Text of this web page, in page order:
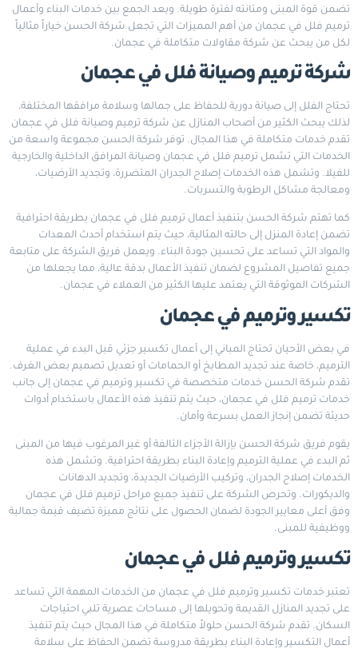
تضمن قوة المبنى ومتانته لفترة طويلة. ويعد الجمع بين خدمات البناء وأعمال
ترميم فلل في عجمان من أهم المميزات التي تجعل شركة الحسن خياراً مثالياً
لكل من يبحث عن شركة مقاولات متكاملة في عجمان.
شركة ترميم وصيانة فلل في عجمان
تحتاج الفلل إلى صيانة دورية للحفاظ على جمالها وسلامة مرافقها المختلفة،
لذلك يبحث الكثير من أصحاب المنازل عن شركة ترميم وصيانة فلل في عجمان
تقدم خدمات متكاملة في هذا المجال. توفر شركة الحسن مجموعة واسعة من
الخدمات التي تشمل ترميم فلل في عجمان وصيانة المرافق الداخلية والخارجية
للفيلا. وتشمل هذه الخدمات إصلاح الجدران المتضررة، وتجديد الأرضيات،
ومعالجة مشاكل الرطوبة والتسربات.
كما تهتم شركة الحسن بتنفيذ أعمال ترميم فلل في عجمان بطريقة احترافية
تضمن إعادة المنزل إلى حالته المثالية، حيث يتم استخدام أحدث المعدات
والمواد التي تساعد على تحسين جودة البناء. ويعمل فريق الشركة على متابعة
جميع تفاصيل المشروع لضمان تنفيذ الأعمال بدقة عالية، مما يجعلها من
الشركات الموثوقة التي يعتمد عليها الكثير من العملاء في عجمان.
تكسير وترميم في عجمان
في بعض الأحيان تحتاج المباني إلى أعمال تكسير جزئي قبل البدء في عملية
الترميم، خاصة عند تجديد المطابخ أو الحمامات أو تعديل تصميم بعض الغرف.
تقدم شركة الحسن خدمات متخصصة في تكسير وترميم في عجمان إلى جانب
خدمات ترميم فلل في عجمان، حيث يتم تنفيذ هذه الأعمال باستخدام أدوات
حديثة تضمن إنجاز العمل بسرعة وأمان.
يقوم فريق شركة الحسن بإزالة الأجزاء التالفة أو غير المرغوب فيها من المبنى
ثم البدء في عملية الترميم وإعادة البناء بطريقة احترافية. وتشمل هذه
الخدمات إصلاح الجدران، وتركيب الأرضيات الجديدة، وتجديد الدهانات
والديكورات. وتحرص الشركة على تنفيذ جميع مراحل ترميم فلل في عجمان
وفق أعلى معايير الجودة لضمان الحصول على نتائج مميزة تضيف قيمة جمالية
ووظيفية للمبنى.
تكسير وترميم فلل في عجمان
تعتبر خدمات تكسير وترميم فلل في عجمان من الخدمات المهمة التي تساعد
على تجديد المنازل القديمة وتحويلها إلى مساحات عصرية تلبي احتياجات
السكان. تقدم شركة الحسن حلولاً متكاملة في هذا المجال حيث يتم تنفيذ
أعمال التكسير وإعادة البناء بطريقة مدروسة تضمن الحفاظ على سلامة